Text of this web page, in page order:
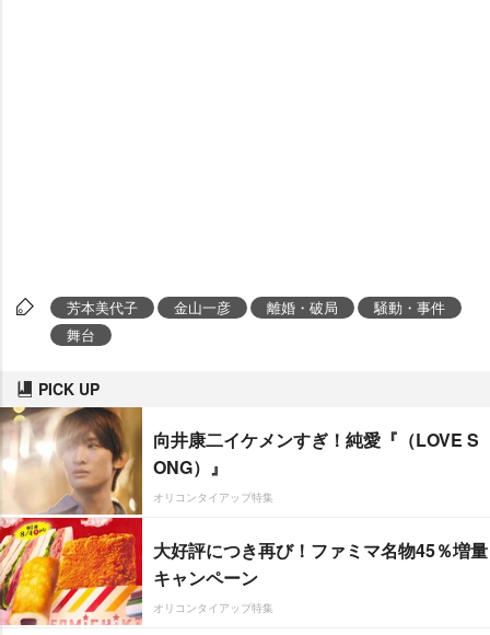
芳本美代子 金山一彦 離婚・破局
騒動・事件
舞台
PICK UP
向井康二イケメンすぎ！純愛『（LOVE S
ONG）』
オリコンタイアップ特集
大好評につき再び！ファミマ名物45％増量
キャンペーン
オリコンタイアップ特集